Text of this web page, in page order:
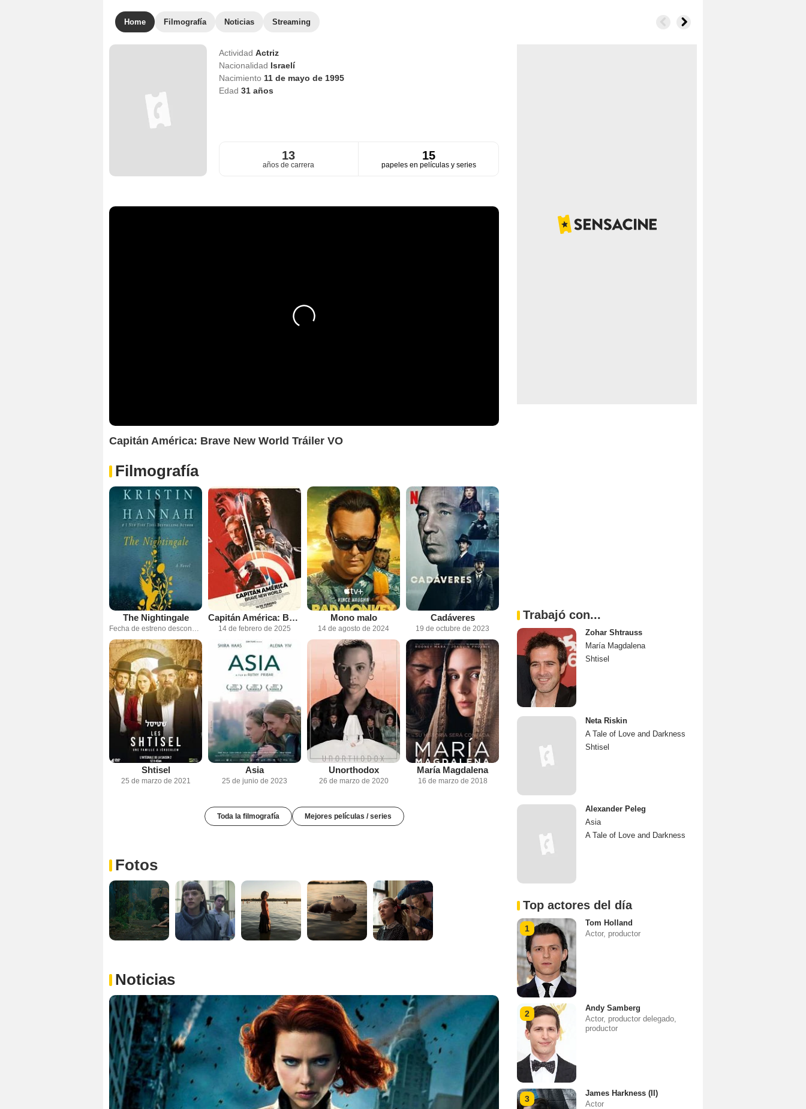
Home Filmografía Noticias Streaming
Actividad Actriz
Nacionalidad Israelí
Nacimiento 11 de mayo de 1995
Edad 31años
13
años de carrera
15
papeles en películas y series
Capitán América: Brave New World Tráiler VO
Filmografía
The Nightingale Capitán América: Brave New World
14 de febrero de 2025
Mono malo
14 de agosto de 2024
Cadáveres
19 de octubre de 2023
Shtisel
25 de marzo de 2021
Asia
25 de junio de 2023
Unorthodox
26 de marzo de 2020
María Magdalena
16 de marzo de 2018
Toda la filmografía Mejores películas / series
Fotos
Noticias
Trabajó con...
Zohar Shtrauss
María Magdalena
Shtisel
Neta Riskin
A Tale of Love and Darkness
Shtisel
Alexander Peleg
Asia
A Tale of Love and Darkness
Top actores del día
1
Tom Holland
Actor, productor
2
Andy Samberg
Actor, productor delegado,
productor
3
James Harkness (II)
Actor